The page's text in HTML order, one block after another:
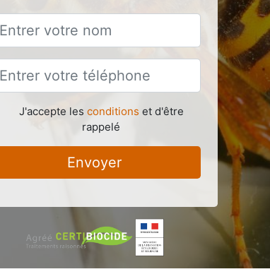
J'accepte les conditions et d'être
rappelé
Envoyer